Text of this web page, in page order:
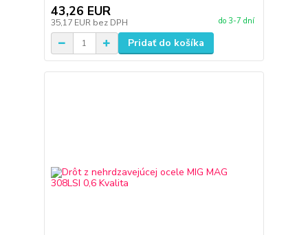
43,26 EUR
35,17 EUR bez DPH do 3-7 dní
Pridať do košíka